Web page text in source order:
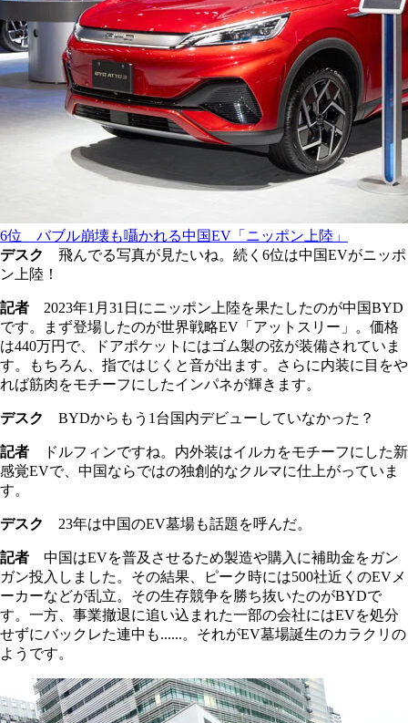
6位 バブル崩壊も囁かれる中国EV「ニッポン上陸」
デスク
飛んでる写真が見たいね。続く6位は中国EVがニッポ
ン上陸！
記者 2023年1月31日にニッポン上陸を果たしたのが中国BYD
です。まず登場したのが世界戦略EV「アットスリー」。価格
は440万円で、ドアポケットにはゴム製の弦が装備されていま
す。もちろん、指ではじくと音が出ます。さらに内装に目をや
れば筋肉をモチーフにしたインパネが輝きます。
デスク BYDからもう1台国内デビューしていなかった？
記者 ドルフィンですね。内外装はイルカをモチーフにした新
感覚EVで、中国ならではの独創的なクルマに仕上がっていま
す。
デスク 23年は中国のEV墓場も話題を呼んだ。
記者 中国はEVを普及させるため製造や購入に補助金をガン
ガン投入しました。その結果、ピーク時には500社近くのEVメ
ーカーなどが乱立。その生存競争を勝ち抜いたのがBYDで
す。一方、事業撤退に追い込まれた一部の会社にはEVを処分
せずにバックレた連中も......。それがEV墓場誕生のカラクリの
ようです。